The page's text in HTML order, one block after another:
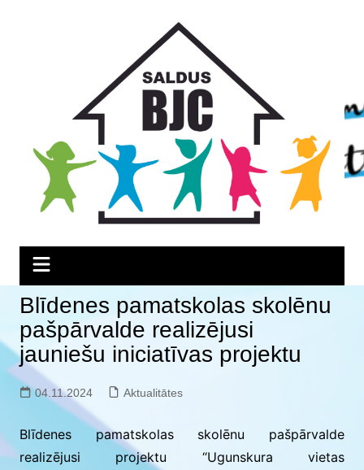
Blīdenes pamatskolas skolēnu
pašpārvalde realizējusi
jauniešu iniciatīvas projektu
04.11.2024 Aktualitātes
Blīdenes pamatskolas skolēnu pašpārvalde
realizējusi projektu “Ugunskura vietas